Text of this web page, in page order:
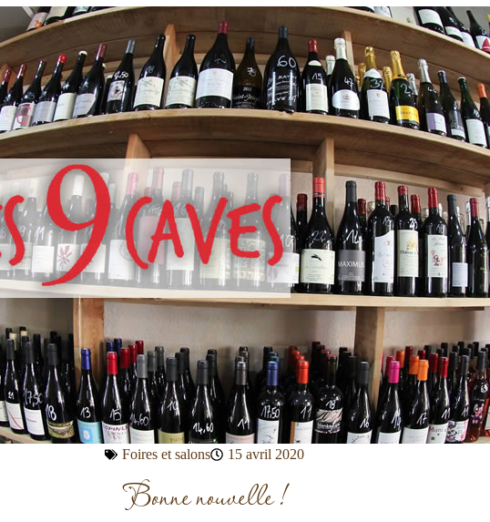
Foires et salons 15 avril 2020
Bonne nouvelle !